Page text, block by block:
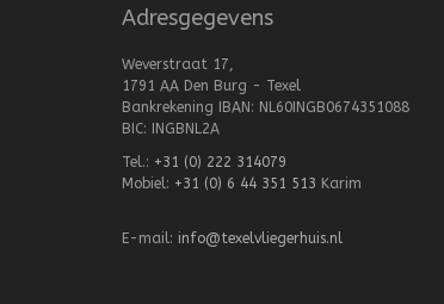
Adresgegevens
Weverstraat 17,
1791 AA Den Burg - Texel
Bankrekening IBAN: NL60INGB0674351088
BIC: INGBNL2A
Tel.: +31 (0) 222 314079
Mobiel: +31 (0) 6 44 351 513 Karim
E-mail: info@texelvliegerhuis.nl